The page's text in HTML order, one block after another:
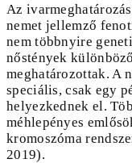
Az
nemet jellemző
nem többnyire
nőstények
meghatározottak. A
speciális, csak egy
helyezkednek el.
méhlepényes
kromoszóma
2019).